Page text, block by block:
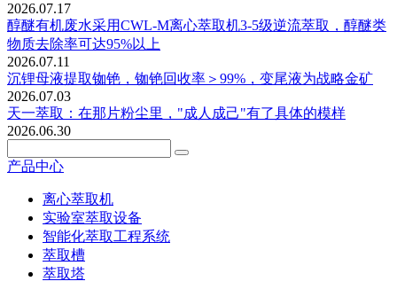
2026.07.17
醇醚有机废水采用CWL-M离心萃取机3-5级逆流萃取，醇醚类
物质去除率可达95%以上
2026.07.11
沉锂母液提取铷铯，铷铯回收率＞99%，变尾液为战略金矿
2026.07.03
天一萃取：在那片粉尘里，"成人成己"有了具体的模样
2026.06.30
产品中心
离心萃取机
实验室萃取设备
智能化萃取工程系统
萃取槽
萃取塔